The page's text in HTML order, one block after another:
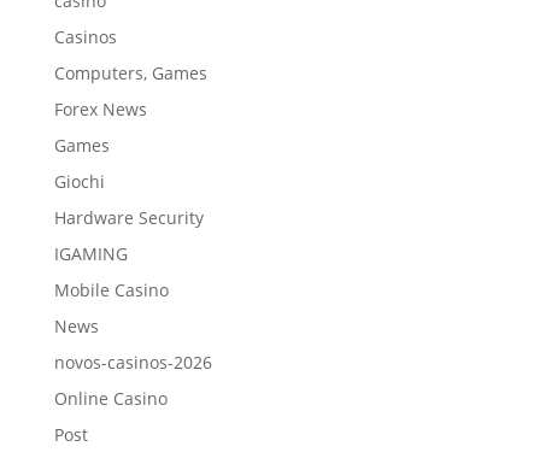
Casinos
Computers, Games
Forex News
Games
Giochi
Hardware Security
IGAMING
Mobile Casino
News
novos-casinos-2026
Online Casino
Post